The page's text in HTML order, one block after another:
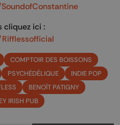
cliquez ici :
COMPTOIR DES BOISSONS
PSYCHÉDÉLIQUE
INDIE POP
BENOÎT PATIGNY
IRISH PUB